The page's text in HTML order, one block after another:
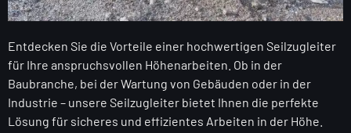
Entdecken Sie die Vorteile einer hochwertigen Seilzugleiter
für Ihre anspruchsvollen Höhenarbeiten. Ob in der
Baubranche, bei der Wartung von Gebäuden oder in der
Industrie – unsere Seilzugleiter bietet Ihnen die perfekte
Lösung für sicheres und effizientes Arbeiten in der Höhe.